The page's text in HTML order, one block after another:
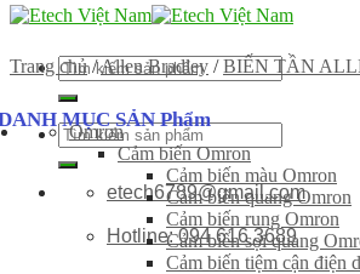
Tìm
kiếm:
Tìm
kiếm:
etech6789@gmail.com
Hotline: 094 616 3689
Trang chủ /Allen Bradley / BIẾN TẦN
MỤC SẢN Phẩm
Omron
Cảm biến Omron
Cảm biến màu Omron
Cảm biến quang Omron
Cảm biến rung Omron
Cảm biến sợi quang
Cảm biến tiệm cận điện